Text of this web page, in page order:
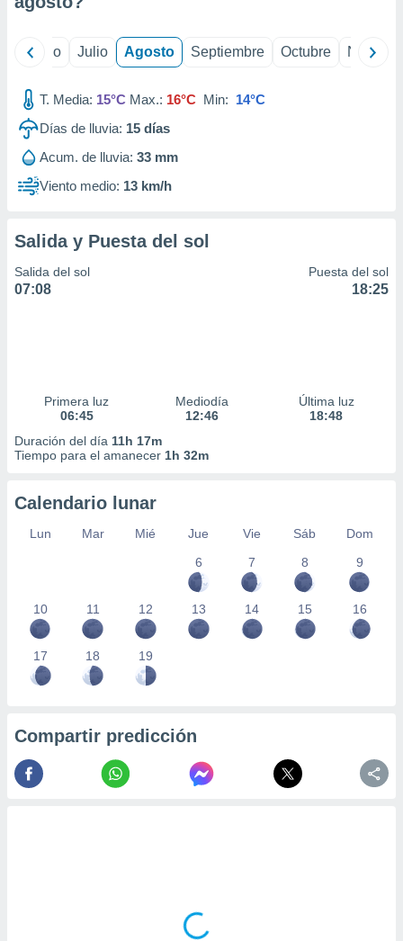
mediante
publicidad
publicidad
1199
Junio Julio Agosto Septiembre Octubre
T. Media: 15°C Max.: 16°C Min: 14°C
Días de lluvia: 15 días
Acum. de lluvia: 33 mm
Viento medio: 13 km/h
Salida y Puesta del sol
Salida del sol
07:08
Puesta del sol
18:25
Primera luz
06:45
Mediodía
12:46
Última luz
18:48
Duración del día 11h 17m
Tiempo para el amanecer 1h 32m
Calendario lunar
Lun Mar Mié Jue Vie Sáb
Dom
6
7 8 9
10 11 12 13 14 15 16
17 18 19
Compartir predicción